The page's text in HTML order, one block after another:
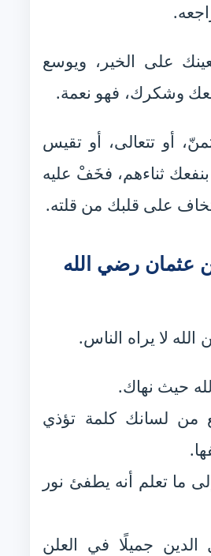
على الخير، ويوسع
وشكرك، فهو نعمة.
أو تتعالى، أو تقيس
ثناءهم، فخَفْ عليه
على قلبك من قلته.
عثمان رضي الله
الله لا يراه الناس.
حيث نهاك.
من لسانك كلمة تؤذي
ما تعلم أنه يطفئ نور
جميلًا في العلن